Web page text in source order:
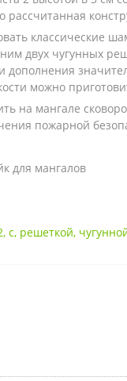
рассчитанная
классические
двух чугунных
дополнения
можно
на мангале
пожарной
для мангалов
, с, решеткой,